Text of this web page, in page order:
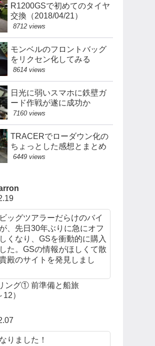
R1200GSで初めてのタイヤ
交換（2018/04/21）
8712 views
モンベルのフロントバッグ
をリクセン化してみる
8614 views
日光に弱いスマホに鉄壁ガ
ード作戦が遂に成功か
7160 views
TRACERでローダウン化の
ちょっとした感想とまとめ
6449 views
ッグツアラーだらけのバイ
、先日30年ぶりに急にオフ
くなり、GSを衝動的に購入
た。GSの情報がほしくて散
殿のサイトを発見しまし
ング① 前準備と船旅
）
りました！